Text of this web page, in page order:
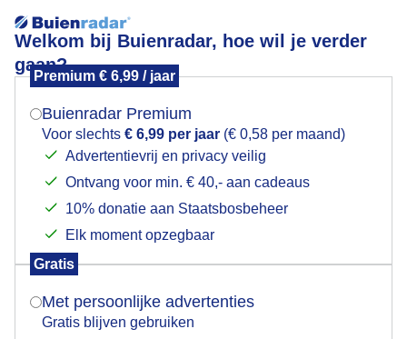
Welkom bij Buienradar, hoe wil je verder
gaan?
Premium € 6,99 / jaar
Buienradar Premium
Voor slechts € 6,99 per jaar (€ 0,58 per maand)
Advertentievrij en privacy veilig
Ontvang voor min. € 40,- aan cadeaus
10% donatie aan Staatsbosbeheer
Elk moment opzegbaar
Gratis
Met persoonlijke advertenties
Gratis blijven gebruiken
Voorjaar in Haarlem vandaag langs het Spaarne
Voorjaar in Haarlem vandaag langs het Spaarne
Mogen we je locatie gebruiken voor het
Indien je hier nog geen akkoord op hebt gegeven,
verschijnt er zo een pop-up uit je browser waarin
Is goed, toon de popup